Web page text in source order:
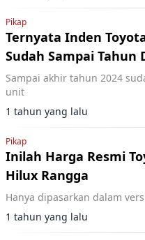
Pikap
Ternyata Inden
Sudah Sampai Tahun
Sampai akhir tahun 2024
unit
1 tahun yang lalu
Pikap
Inilah Harga Resmi
Hilux Rangga
Hanya dipasarkan dalam versi
1 tahun yang lalu